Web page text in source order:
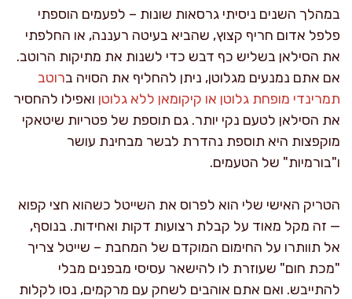
במהלך השנים ניסיתי גרסאות שונות – לפעמים הוספתי
פלפל אדום חריף קצוץ, שהביא בעיטה רעננה, או החלפתי
את הסילאן בשליש כף דבש כדי לשנות את מתיקות הרוטב.
אם אתם נמנעים מגלוטן, ניתן להחליף את הסויה ברוטב
תמרינדי מופחת גלוטן או קיקומאן ללא גלוטן ואפילו להחסיר
את הסילאן לטעם נקי יותר. גם תוספת של פטריות שיטאקי
מוקפצות היא תוספת נהדרת לבשר מבחינת עושר
ו"בורמיות" של הטעמים.
הטריק האישי שלי הוא לפרוס את השייטל כשהוא חצי קפוא
— זה מקל מאוד על קבלת רצועות דקות ואחידות. בנוסף,
אל תוותרו על החימום המוקדם של המחבת – שייטל צריך
"מכת חום" שעוזרת לו להישאר עסיסי מבפנים מבלי
להתייבש. ואם אתם אוהבים לשחק עם מרקמים, נסו לקלות